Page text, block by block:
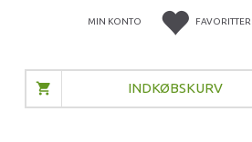
FAVORITTER
MIN KONTO
INDKØBSKURV